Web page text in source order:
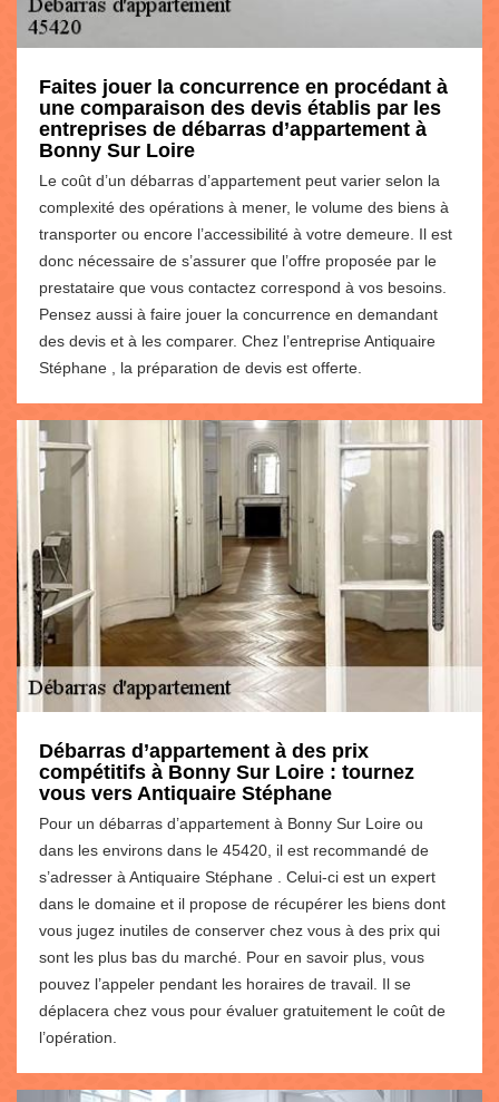
Faites jouer la concurrence en procédant à
une comparaison des devis établis par les
entreprises de débarras d’appartement à
Bonny Sur Loire
Le coût d’un débarras d’appartement peut varier selon la
complexité des opérations à mener, le volume des biens à
transporter ou encore l’accessibilité à votre demeure. Il est
donc nécessaire de s’assurer que l’offre proposée par le
prestataire que vous contactez correspond à vos besoins.
Pensez aussi à faire jouer la concurrence en demandant
des devis et à les comparer. Chez l’entreprise Antiquaire
Stéphane , la préparation de devis est offerte.
Débarras d’appartement à des prix
compétitifs à Bonny Sur Loire : tournez
vous vers Antiquaire Stéphane
Pour un débarras d’appartement à Bonny Sur Loire ou
dans les environs dans le 45420, il est recommandé de
s’adresser à Antiquaire Stéphane . Celui-ci est un expert
dans le domaine et il propose de récupérer les biens dont
vous jugez inutiles de conserver chez vous à des prix qui
sont les plus bas du marché. Pour en savoir plus, vous
pouvez l’appeler pendant les horaires de travail. Il se
déplacera chez vous pour évaluer gratuitement le coût de
l’opération.